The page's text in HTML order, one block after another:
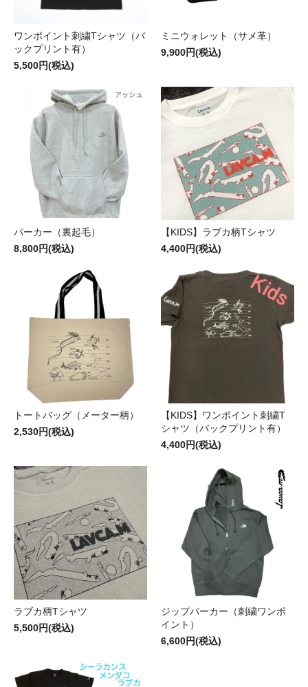
ワンポイント刺繍Tシャツ（バ
ックプリント有）
5,500円(税込)
ミニウォレット（サメ革）
9,900円(税込)
パーカー（裏起毛）
8,800円(税込)
【KIDS】ラブカ柄Tシャツ
4,400円(税込)
トートバッグ（メーター柄）
2,530円(税込)
【KIDS】ワンポイント刺繍T
シャツ（バックプリント有）
4,400円(税込)
ラブカ柄Tシャツ
5,500円(税込)
ジップパーカー（刺繍ワンポ
イント）
6,600円(税込)